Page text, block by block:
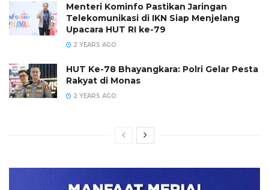
Menteri Kominfo Pastikan Jaringan
Telekomunikasi di IKN Siap Menjelang
Upacara HUT RI ke-79
2 YEARS AGO
HUT Ke-78 Bhayangkara: Polri Gelar Pesta
Rakyat di Monas
2 YEARS AGO